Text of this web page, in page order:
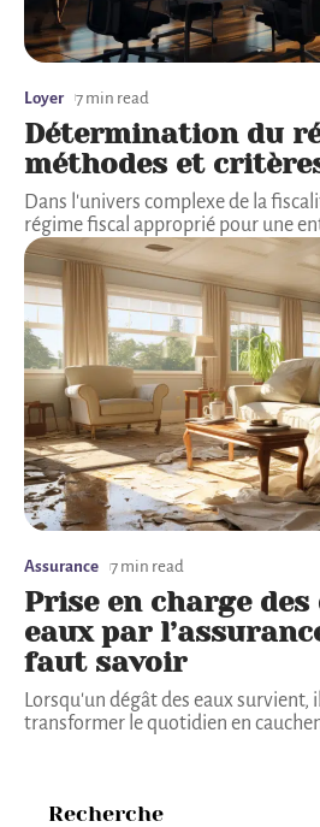
Loyer 7 min read
Détermination du
méthodes et
Dans l'univers complexe de la
régime fiscal approprié pour une
Assurance 7 min read
Prise en charge des
eaux par
faut savoir
Lorsqu'un dégât des eaux
transformer le quotidien en
Recherche